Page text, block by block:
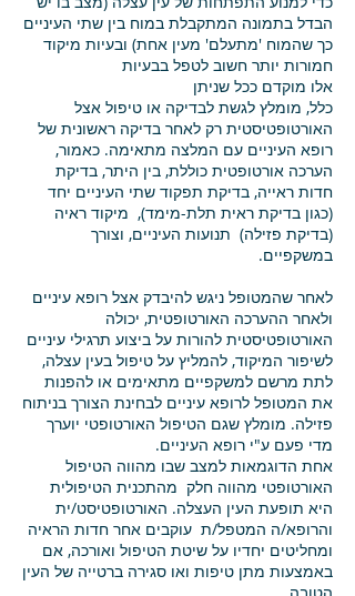
הבדל בתמונה המתקבלת במוח בין שתי העיניים
כך שהמוח 'מתעלם' מעין אחת) ובעיות מיקוד
חמורות יותר חשוב לטפל בבעיות
אלו מוקדם ככל שניתן
כלל, מומלץ לגשת לבדיקה או טיפול אצל
האורטופטיסטית רק לאחר בדיקה ראשונית של
רופא העיניים עם המלצה מתאימה. כאמור,
הערכה אורטופטית כוללת, בין היתר, בדיקת
חדות ראייה, בדיקת תפקוד שתי העיניים יחד
(כגון בדיקת ראית תלת-מימד), מיקוד ראיה
(בדיקת פזילה) תנועות העיניים, וצורך
במשקפיים.
לאחר שהמטופל ניגש להיבדק אצל רופא עיניים
ולאחר ההערכה האורטופטית, יכולה
האורטופטיסטית להורות על ביצוע תרגילי עיניים
לשיפור המיקוד, להמליץ על טיפול בעין עצלה,
לתת מרשם למשקפיים מתאימים או להפנות
את המטופל לרופא עיניים לבחינת הצורך בניתוח
פזילה. מומלץ שגם הטיפול האורטופטי יוערך
מדי פעם ע"י רופא העיניים.
אחת הדוגמאות למצב שבו מהווה הטיפול
האורטופטי מהווה חלק מהתכנית הטיפולית
היא תופעת העין העצלה. האורטופטיסט/ית
והרופא/ה המטפל/ת עוקבים אחר חדות הראיה
ומחליטים יחדיו על שיטת הטיפול ואורכה, אם
באמצעות מתן טיפות ואו סגירה ברטייה של העין